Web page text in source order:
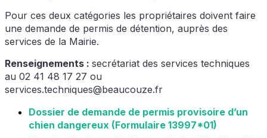
Pour ces deux catégories les propriétaires doivent faire
une demande de permis de détention, auprès des
services de la Mairie.
Renseignements : secrétariat des services techniques
au 02 41 48 17 27 ou
services.techniques@beaucouze.fr
Dossier de demande de permis provisoire d’un
chien dangereux (Formulaire 13997*01)